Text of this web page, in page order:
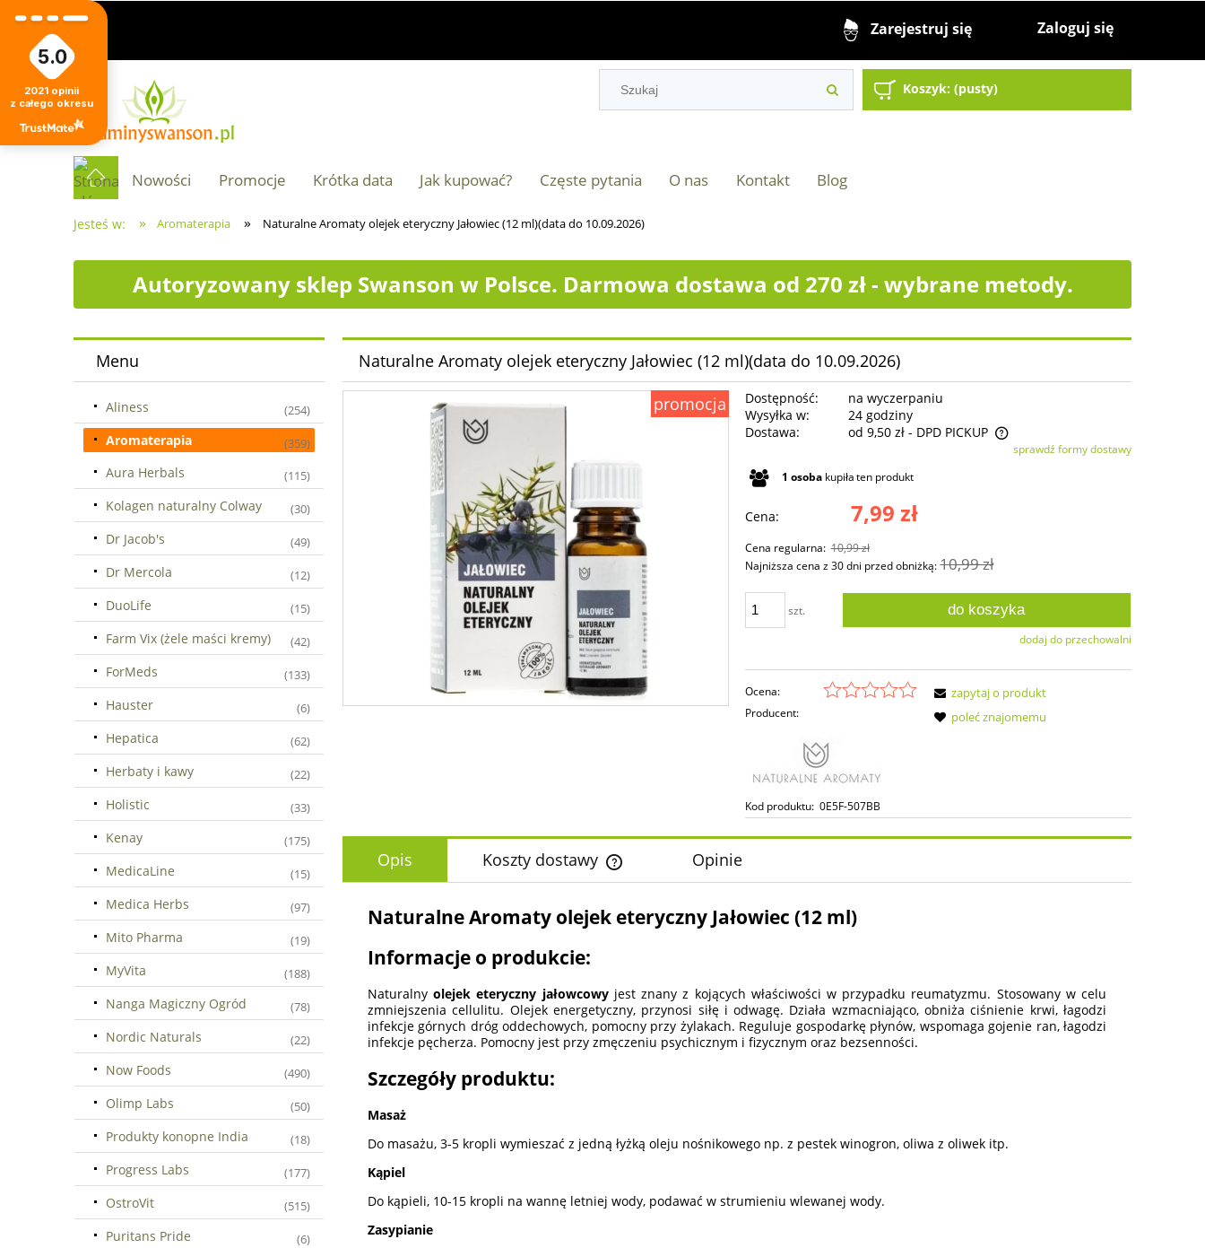
Zarejestruj się Zaloguj się
Koszyk: (pusty)
Nowości Promocje Krótka data Jak kupować? Częste pytania O nas Kontakt Blog
Jesteś w: » Aromaterapia » Naturalne Aromaty olejek eteryczny Jałowiec (12 ml)(data do 10.09.2026)
Autoryzowany sklep Swanson w Polsce. Darmowa dostawa od 270 zł - wybrane metody.
Menu
Aliness (254)
Aromaterapia (359)
Aura Herbals (115)
Kolagen naturalny Colway (30)
Dr Jacob's (49)
Dr Mercola (12)
DuoLife (15)
Farm Vix (żele maści kremy) (42)
ForMeds (133)
Hauster (6)
Hepatica (62)
Herbaty i kawy (22)
Holistic (33)
Kenay (175)
MedicaLine (15)
Medica Herbs (97)
Mito Pharma (19)
MyVita (188)
Nanga Magiczny Ogród (78)
Nordic Naturals (22)
Now Foods (490)
Olimp Labs (50)
Produkty konopne India (18)
Progress Labs (177)
OstroVit (515)
Puritans Pride (6)
Naturalne Aromaty olejek eteryczny Jałowiec (12 ml)(data do 10.09.2026)
promocja
Dostępność:
na wyczerpaniu
Wysyłka w:
24 godziny
Dostawa:
od 9,50 zł - DPD PICKUP
Cena nie zawiera ewentualnych kosztów
płatności
sprawdź formy dostawy
1 osoba kupiłaten produkt
Cena: 7,99 zł
Cena regularna: 10,99 zł
Najniższa cena z 30 dni przed obniżką:10,99 zł
szt. do koszyka
dodaj do przechowalni
Ocena:
Producent:
Kod produktu: 0E5F-507BB
zapytaj o produkt
poleć znajomemu
Opis Koszty dostawy
Cena nie zawiera ewentualnych kosztów
płatności
Opinie
Naturalne Aromaty olejek eteryczny Jałowiec (12 ml)
Informacje o produkcie:
Naturalnyolejek eteryczny jałowcowyjest znany z kojących właściwości w przypadku reumatyzmu. Stosowany w celu
zmniejszenia cellulitu. Olejek energetyczny, przynosi siłę i odwagę. Działa wzmacniająco, obniża ciśnienie krwi, łagodzi
infekcje górnych dróg oddechowych, pomocny przy żylakach. Reguluje gospodarkę płynów, wspomaga gojenie ran, łagodzi
infekcje pęcherza. Pomocny jest przy zmęczeniu psychicznym i fizycznym oraz bezsenności.
Szczegóły produktu:
Masaż
Do masażu, 3-5 kropli wymieszać z jedną łyżką oleju nośnikowego np. z pestek winogron, oliwa z oliwek itp.
Kąpiel
Do kąpieli, 10-15 kropli na wannę letniej wody, podawać w strumieniu wlewanej wody.
Zasypianie
5.0
2021 opinii
z całego okresu